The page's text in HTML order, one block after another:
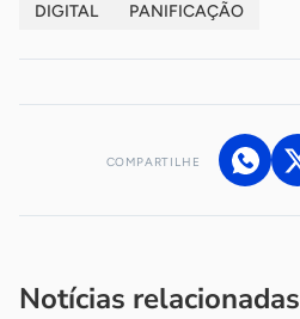
DIGITAL PANIFICAÇÃO
COMPARTILHE
Notícias relacionadas